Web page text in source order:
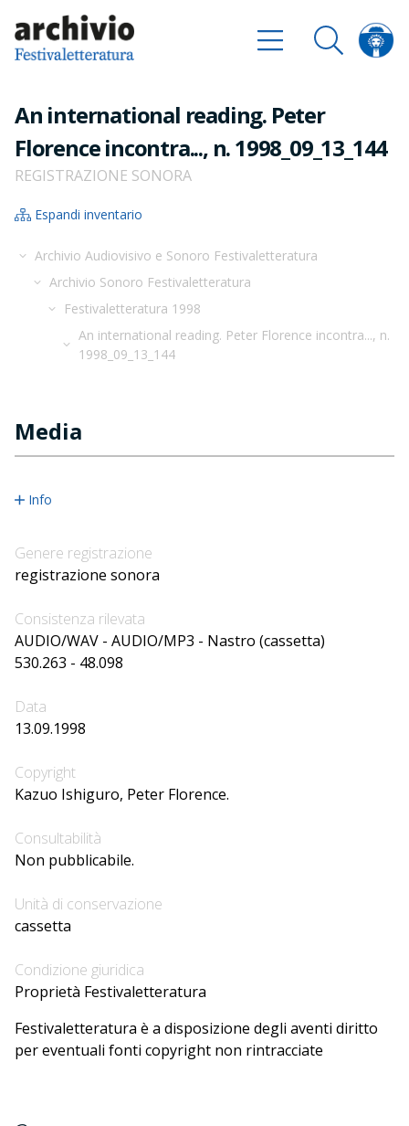
An international reading. Peter
Florence incontra..., n. 1998_09_13_144
REGISTRAZIONE SONORA
Espandi inventario
Archivio Audiovisivo e Sonoro Festivaletteratura
Archivio Sonoro Festivaletteratura
Festivaletteratura 1998
An international reading. Peter Florence incontra..., n.
1998_09_13_144
Media
Info
Genere registrazione
registrazione sonora
Consistenza rilevata
AUDIO/WAV - AUDIO/MP3 - Nastro (cassetta)
530.263 - 48.098
Data
13.09.1998
Copyright
Kazuo Ishiguro, Peter Florence.
Consultabilità
Non pubblicabile.
Unità di conservazione
cassetta
Condizione giuridica
Proprietà Festivaletteratura
Festivaletteratura è a disposizione degli aventi diritto
per eventuali fonti copyright non rintracciate